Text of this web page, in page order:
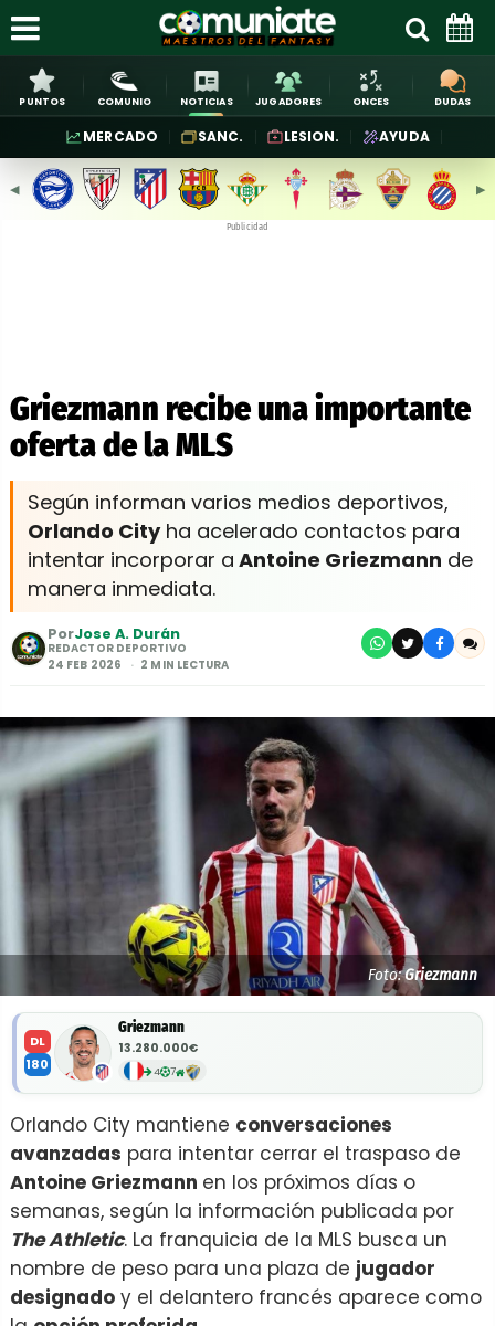
PUNTOS COMUNIO NOTICIAS JUGADORES ONCES DUDAS
MERCADO SANC. LESION. AYUDA
◀︎ ▶︎
Publicidad
Griezmann recibe una importante
oferta de la MLS
Según informan varios medios deportivos,
Orlando Cityha acelerado contactos para
intentar incorporar a Antoine Griezmann de
manera inmediata.
PorJose A. Durán
REDACTOR DEPORTIVO
24 FEB 2026
2 MIN LECTURA
Foto:Griezmann
DL
180
Griezmann
13.280.000€
4 7
Orlando City mantiene conversaciones
avanzadas para intentar cerrar el traspaso de
Antoine Griezmann en los próximos días o
semanas, según la información publicada por
The Athletic. La franquicia de la MLS busca un
nombre de peso para una plaza de jugador
designado y el delantero francés aparece como